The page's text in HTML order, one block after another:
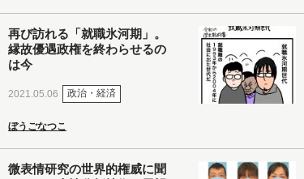
再び訪れる「就職氷河期」。
縁故優遇政権を終わらせるの
は今
2021.05.06 政治・経済
ぼうごなつこ
微表情研究の世界的権威に聞